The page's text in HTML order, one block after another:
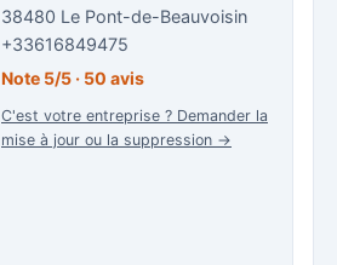
38480 Le Pont-de-Beauvoisin
+33616849475
Note 5/5 · 50 avis
C'est votre entreprise ? Demander la
mise à jour ou la suppression →